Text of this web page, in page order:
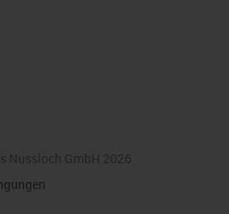
Nussloch GmbH 2026